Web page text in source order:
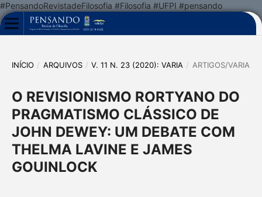
#PensandoRevistadeFilosofia #Filosofia #UFPI #pensando
INÍCIO / ARQUIVOS / V. 11 N. 23 (2020): VARIA / ARTIGOS/VARIA
O REVISIONISMO RORTYANO DO
PRAGMATISMO CLÁSSICO DE
JOHN DEWEY: UM DEBATE COM
THELMA LAVINE E JAMES
GOUINLOCK